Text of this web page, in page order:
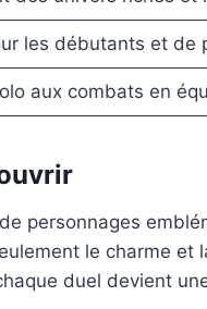
les débutants et
aux combats en
personnages
le charme
duel devient